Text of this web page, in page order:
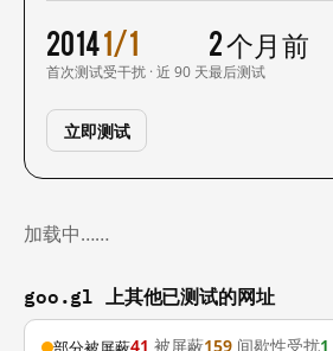
2014
首次测试
1/1
受干扰 · 近 90 天
2 个月前
最后测试
立即测试
加载中……
goo.gl 上其他已测试的网址
41 被屏蔽159 间歇性受扰1